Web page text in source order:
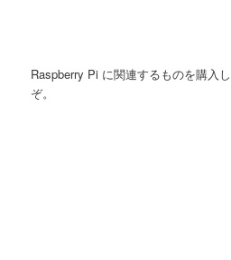
Raspberry Pi に関連するものを購入
ぞ。